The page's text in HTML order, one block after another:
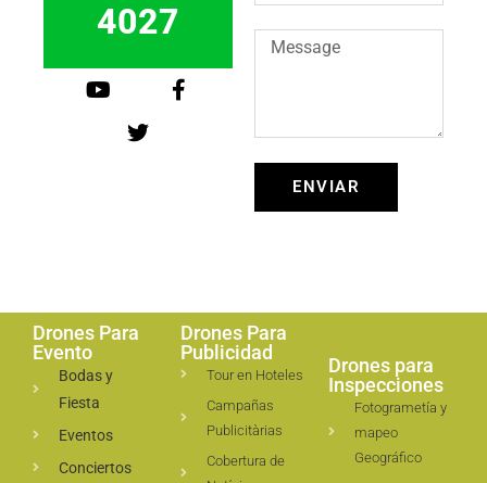
4027
ENVIAR
Drones Para
Evento
Bodas y
Fiesta
Eventos
Conciertos
Drones Para
Publicidad
Tour en Hoteles
Campañas
Publicitàrias
Cobertura de
Drones para
Inspecciones
Fotogrametía y
mapeo
Geográfico